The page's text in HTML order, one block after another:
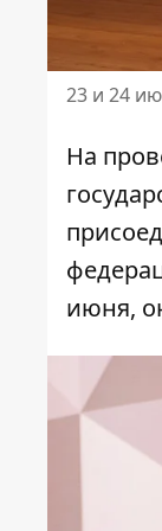
23 и 24
На
июня,